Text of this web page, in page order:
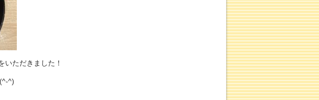
いただきました！
^)